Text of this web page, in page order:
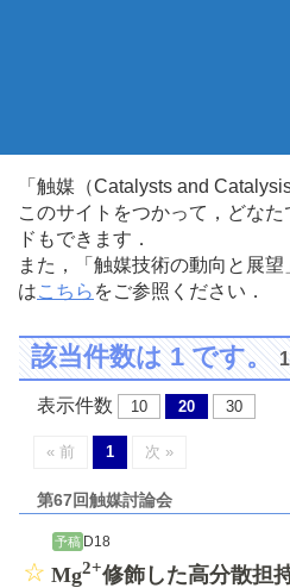
「触媒（Catalysts and
このサイトをつかって，どな
ドもできます．
また，「触媒技術の動向と展
はこちら をご参照ください．
該当件数は 1 です。
表示件数 10 20 30
« 前 1 次 »
第67回触媒討論会
予稿 D18
Mg2+修飾した高分散担